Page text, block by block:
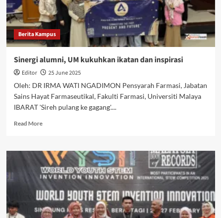
Berita Kampus
Sinergi alumni, UM kukuhkan ikatan dan inspirasi
Editor
25 June 2025
Oleh: DR IRMA WATI NGADIMON Pensyarah Farmasi, Jabatan
Sains Hayat Farmaseutikal, Fakulti Farmasi, Universiti Malaya
IBARAT 'Sireh pulang ke gagang'....
Read More